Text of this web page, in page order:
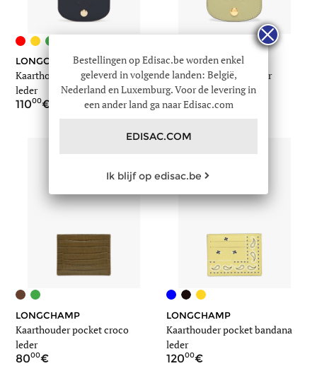
LONGCHAMP
Kaarthouder epure timeless
leder
11000
LONGCHAMP
Kaarthouder epure leder
11000
LONGCHAMP
Kaarthouder pocket croco
leder
8000
LONGCHAMP
Kaarthouder pocket bandana
leder
12000
Bestellingen op Edisac.be worden enkel
geleverd in volgende landen: België,
Nederland en Luxemburg. Voor de levering in
een ander land ga naar Edisac.com
EDISAC.COM
Ik blijf op edisac.be